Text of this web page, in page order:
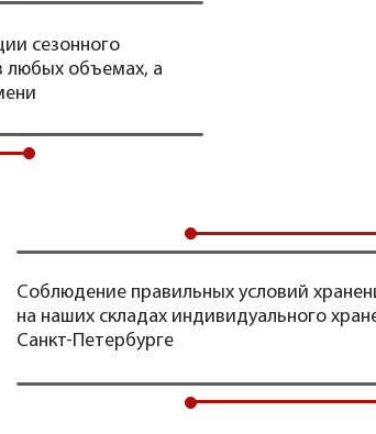
сезонного
любых объемах, а
Соблюдение правильных условий
на наших складах индивидуального
Санкт-Петербурге